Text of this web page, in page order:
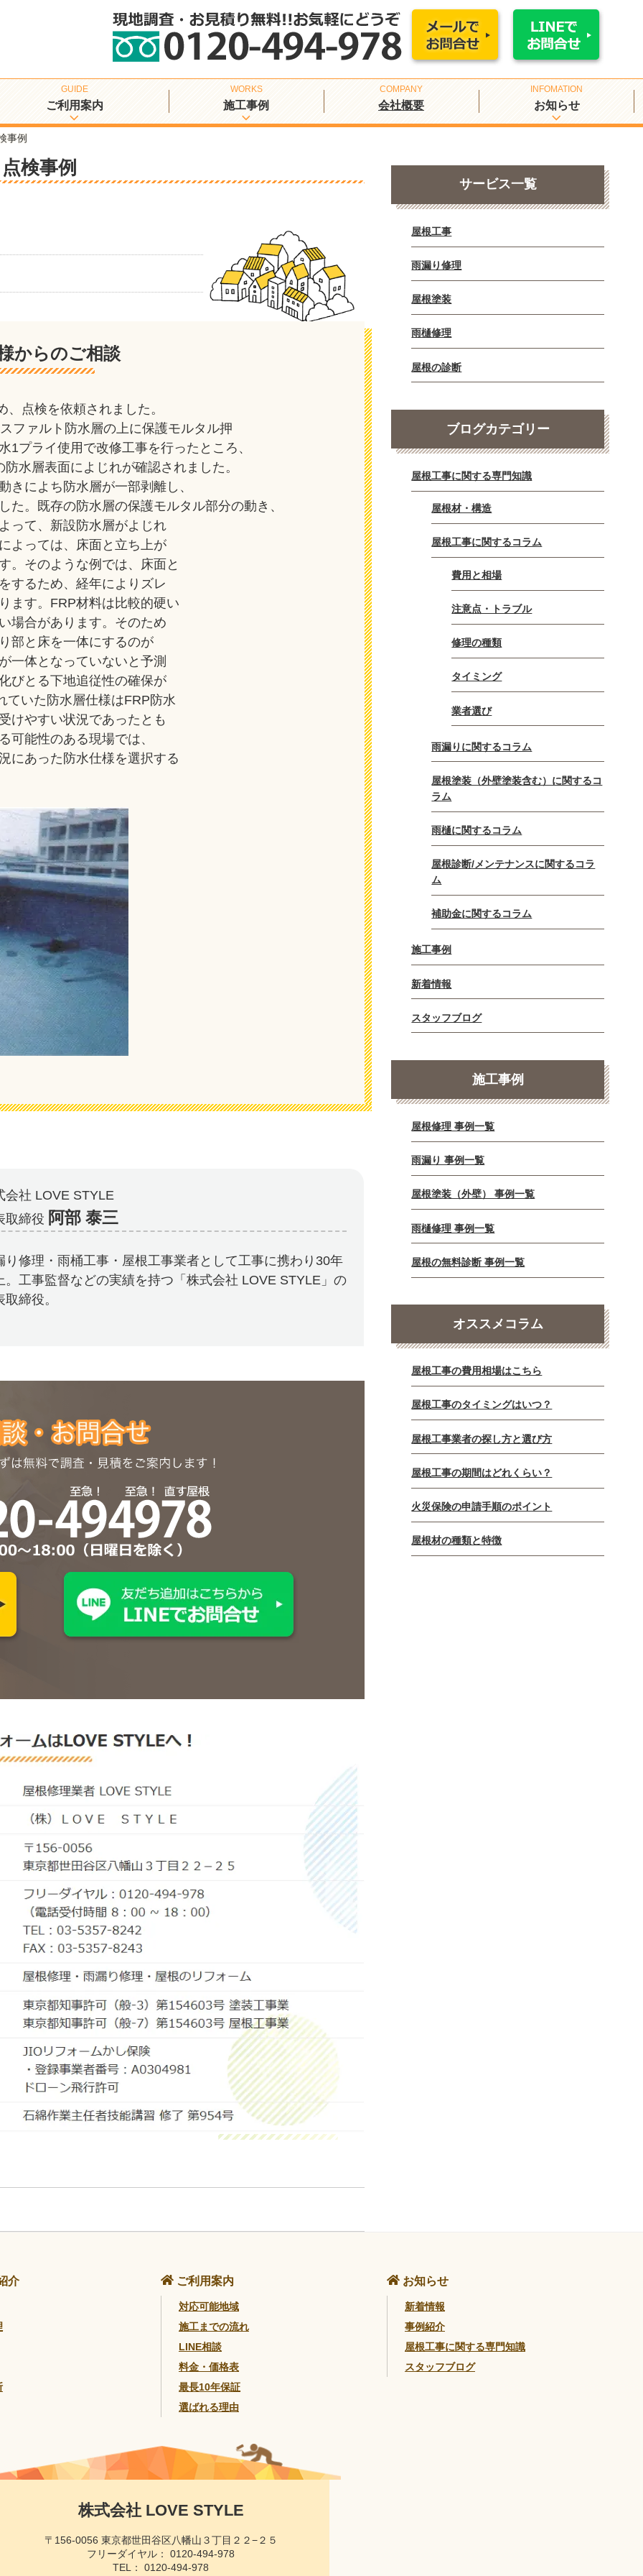
ご利用案内 施工事例 会社概要 お知らせ
事例
検事例
からのご相談
点検を依頼されました。
ファルト防水層の上に保護モルタル押
プライ使用で改修工事を行ったところ、
水層表面によじれが確認されました。
きによち防水層が一部剥離し、
。既存の防水層の保護モルタル部分の動き、
って、新設防水層がよじれ
よっては、床面と立ち上が
。そのような例では、床面と
するため、経年によりズレ
ます。FRP材料は比較的硬い
場合があります。そのため
部と床を一体にするのが
一体となっていないと予測
びとる下地追従性の確保が
ていた防水層仕様はFRP防水
けやすい状況であったとも
可能性のある現場では、
にあった防水仕様を選択する
会社 LOVE STYLE
取締役 阿部 泰三
り修理・雨桶工事・屋根工事業者として工事に携わり30年
。工事監督などの実績を持つ「株式会社 LOVE STYLE」の
取締役。
サービス一覧
屋根工事
雨漏り修理
屋根塗装
雨樋修理
屋根の診断
ブログカテゴリー
屋根工事に関する専門知識
屋根材・構造
屋根工事に関するコラム
費用と相場
注意点・トラブル
修理の種類
タイミング
業者選び
雨漏りに関するコラム
屋根塗装（外壁塗装含む）に関するコ
ラム
雨樋に関するコラム
屋根診断/メンテナンスに関するコラ
ム
補助金に関するコラム
施工事例
新着情報
スタッフブログ
施工事例
屋根修理 事例一覧
雨漏り 事例一覧
屋根塗装（外壁） 事例一覧
雨樋修理 事例一覧
屋根の無料診断 事例一覧
オススメコラム
屋根工事の費用相場はこちら
屋根工事のタイミングはいつ？
屋根工事業者の探し方と選び方
屋根工事の期間はどれくらい？
火災保険の申請手順のポイント
屋根材の種類と特徴
介 ご利用案内
対応可能地域
施工までの流れ
LINE相談
料金・価格表
最長10年保証
選ばれる理由
お知らせ
新着情報
事例紹介
屋根工事に関する専門知識
スタッフブログ
株式会社 LOVE STYLE
〒156-0056 東京都世田谷区八幡山３丁目２２−２５
フリーダイヤル： 0120-494-978
TEL： 0120-494-978